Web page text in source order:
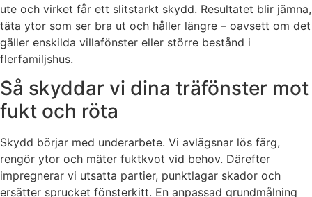
ute och virket får ett slitstarkt skydd. Resultatet blir jämna,
täta ytor som ser bra ut och håller längre – oavsett om det
gäller enskilda villafönster eller större bestånd i
flerfamiljshus.
Så skyddar vi dina träfönster mot
fukt och röta
Skydd börjar med underarbete. Vi avlägsnar lös färg,
rengör ytor och mäter fuktkvot vid behov. Därefter
impregnerar vi utsatta partier, punktlagar skador och
ersätter sprucket fönsterkitt. En anpassad grundmålning